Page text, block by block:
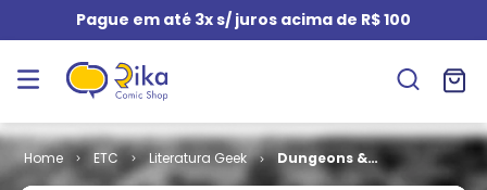
Pague em até 3x s/ juros acima de R$ 100
ETC Literatura Geek
Dungeons &
Dragons -